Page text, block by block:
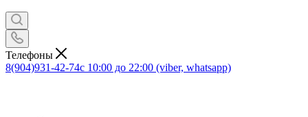
Телефоны
8(904)931-42-74с 10:00 до 22:00 (viber, whatsapp)